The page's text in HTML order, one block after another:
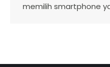
memilih smartphone